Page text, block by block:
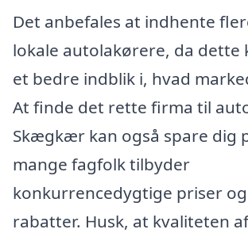
Det anbefales at indhente
lokale autolakørere, da dette
et bedre indblik i, hvad
At finde det rette firma til
Skægkær kan også spare dig
mange fagfolk tilbyder
konkurrencedygtige priser
rabatter. Husk, at kvaliteten